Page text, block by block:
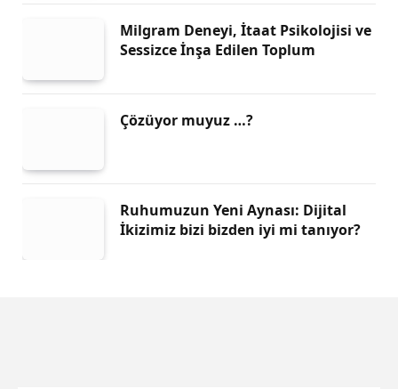
Milgram Deneyi, İtaat Psikolojisi ve
Sessizce İnşa Edilen Toplum
Çözüyor muyuz …?
Ruhumuzun Yeni Aynası: Dijital
İkizimiz bizi bizden iyi mi tanıyor?